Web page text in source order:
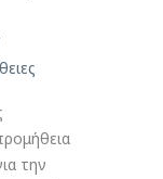
την